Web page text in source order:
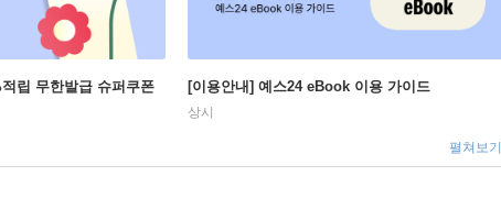
립 무한발급 슈퍼쿠폰 [이용안내] 예스24 eBook 이용 가이드
상시
펼쳐보기